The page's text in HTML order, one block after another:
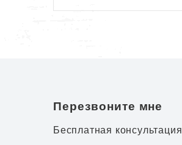
Перезвоните мне
Бесплатная консультация